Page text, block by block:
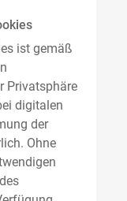
ist gemäß
Privatsphäre
digitalen
der
Ohne